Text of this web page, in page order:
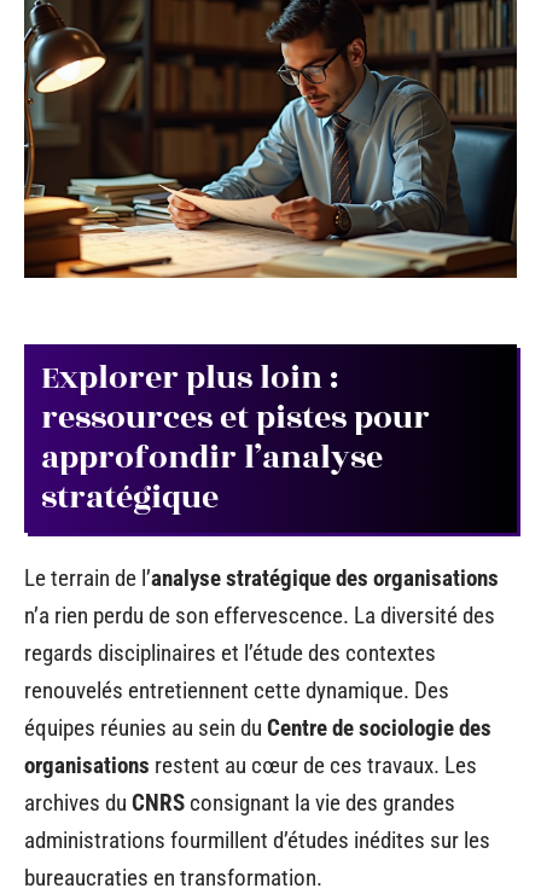
Explorer plus loin :
ressources et pistes pour
approfondir l’analyse
stratégique
Le terrain de l’analyse stratégique des organisations
n’a rien perdu de son effervescence. La diversité des
regards disciplinaires et l’étude des contextes
renouvelés entretiennent cette dynamique. Des
équipes réunies au sein du Centre de sociologie des
organisations restent au cœur de ces travaux. Les
archives du CNRS consignant la vie des grandes
administrations fourmillent d’études inédites sur les
bureaucraties en transformation.